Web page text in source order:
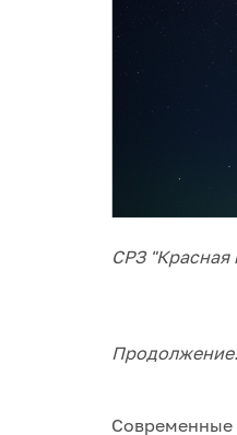
СРЗ "Красная
Современные